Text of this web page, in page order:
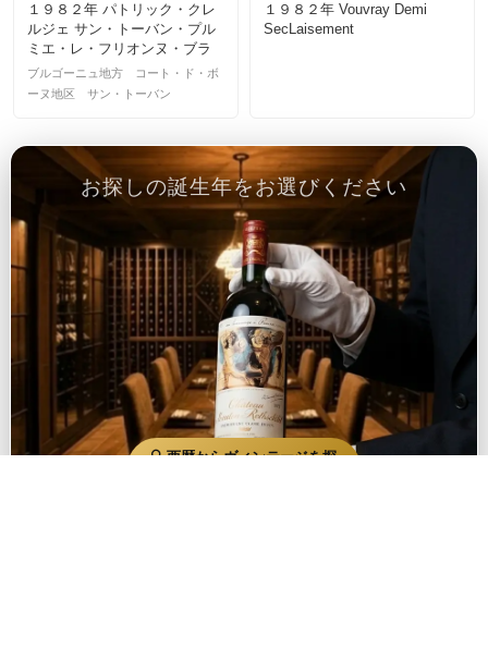
１９８２年 パトリック・クレ
ルジェ サン・トーバン・プル
ミエ・レ・フリオンヌ・ブラ
ン
ブルゴーニュ地方 コート・ド・ボ
ーヌ地区 サン・トーバン
１９８２年 Vouvray Demi
SecLaisement
お探しの誕生年をお選びください
🔍 西暦からヴィンテージを探